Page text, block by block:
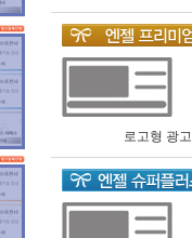
로고형 광고